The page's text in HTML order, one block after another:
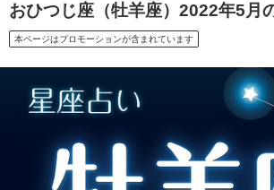
おひつじ座（牡羊座）2022年5月
本ページはプロモーションが含まれています